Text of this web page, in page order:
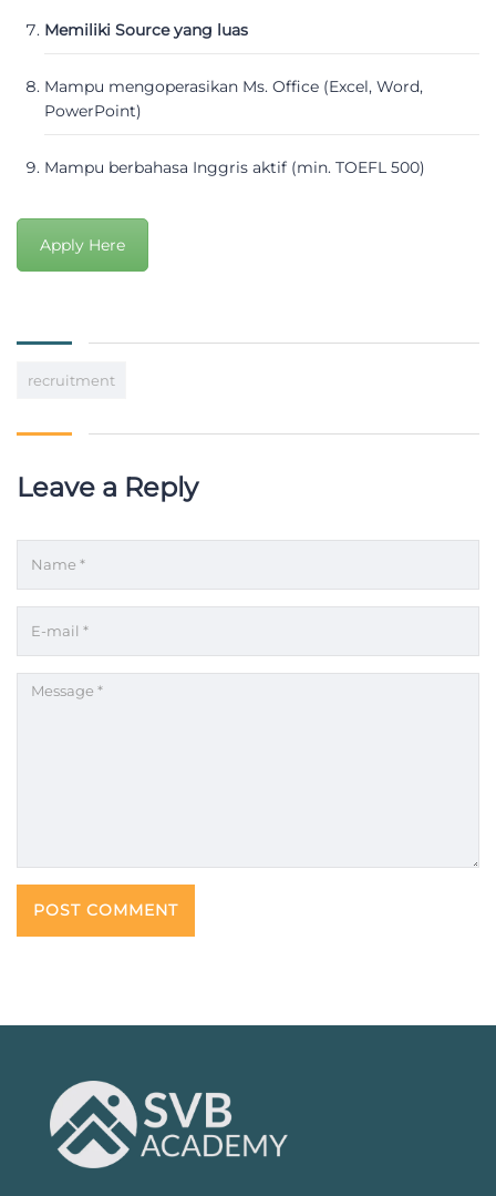
Memiliki Source yang luas
Mampu mengoperasikan Ms. Office (Excel, Word,
PowerPoint)
Mampu berbahasa Inggris aktif (min. TOEFL 500)
Apply Here
recruitment
Leave a Reply